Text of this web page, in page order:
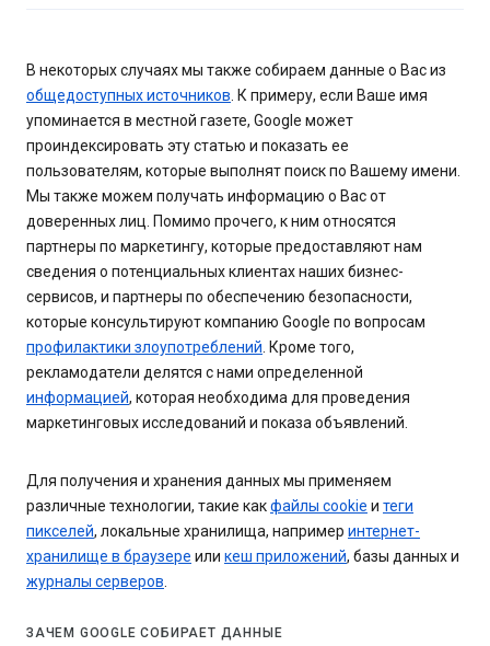
В некоторых случаях мы также собираем данные о Вас из
общедоступных источников. К примеру, если Ваше имя
упоминается в местной газете, Google может
проиндексировать эту статью и показать ее
пользователям, которые выполнят поиск по Вашему имени.
Мы также можем получать информацию о Вас от
доверенных лиц. Помимо прочего, к ним относятся
партнеры по маркетингу, которые предоставляют нам
сведения о потенциальных клиентах наших бизнес-
сервисов, и партнеры по обеспечению безопасности,
которые консультируют компанию Google по вопросам
профилактики злоупотреблений. Кроме того,
рекламодатели делятся с нами определенной
информацией, которая необходима для проведения
маркетинговых исследований и показа объявлений.
Для получения и хранения данных мы применяем
различные технологии, такие какфайлы cookie и теги
пикселей, локальные хранилища, например интернет-
хранилище в браузере или кеш приложений, базы данных и
журналы серверов.
ЗАЧЕМ GOOGLE СОБИРАЕТ ДАННЫЕ